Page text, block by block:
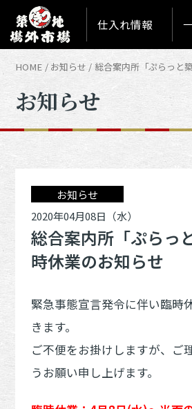
仕入れ情報
HOME お知らせ
お知らせ
お知らせ
2020年04月08日（水）
総合案内所「ぷらっ
時休業のお知らせ
緊急事態宣言発令に伴い臨時
きます。
ご不便をお掛けしますが、ご
うお願い申し上げます。